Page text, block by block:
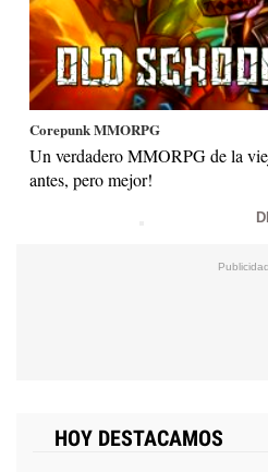
Corepunk MMORPG
Un verdadero MMORPG de la
antes, pero mejor!
HOY DESTACAMOS